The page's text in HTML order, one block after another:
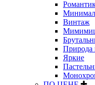
Винтаж
Природа
Яркие